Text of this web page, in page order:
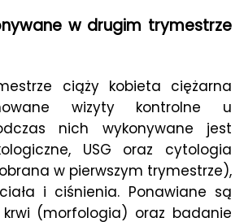
w drugim trymestrze
ciąży kobieta ciężarna
wizyty kontrolne u
nich wykonywane jest
USG oraz cytologia
w pierwszym trymestrze),
i ciśnienia. Ponawiane są
(morfologia) oraz badanie